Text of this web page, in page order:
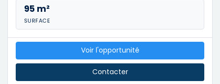
95 m²
SURFACE
Voir l'opportunité
Contacter